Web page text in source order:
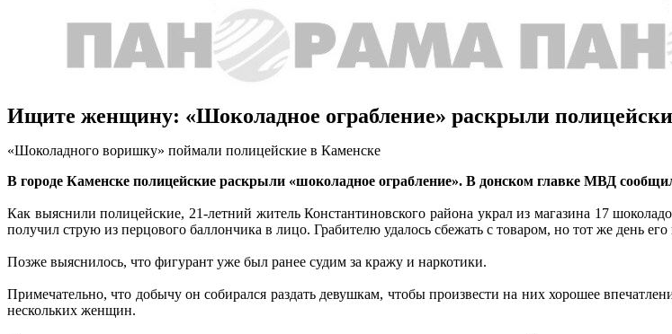
Ищите женщину: «Шоколадное ограбление» раскрыли
«Шоколадного воришку» поймали полицейские в Каменске
В городе Каменске полицейские раскрыли «шоколадное ограбление». В донском главке МВД
Как выяснили полицейские, 21-летний житель Константиновского района украл из магазина 17
получил струю из перцового баллончика в лицо. Грабителю удалось сбежать с товаром, но тот же день
Позже выяснилось, что фигурант уже был ранее судим за кражу и наркотики.
Примечательно, что добычу он собирался раздать девушкам, чтобы произвести на них хорошее
нескольких женщин.